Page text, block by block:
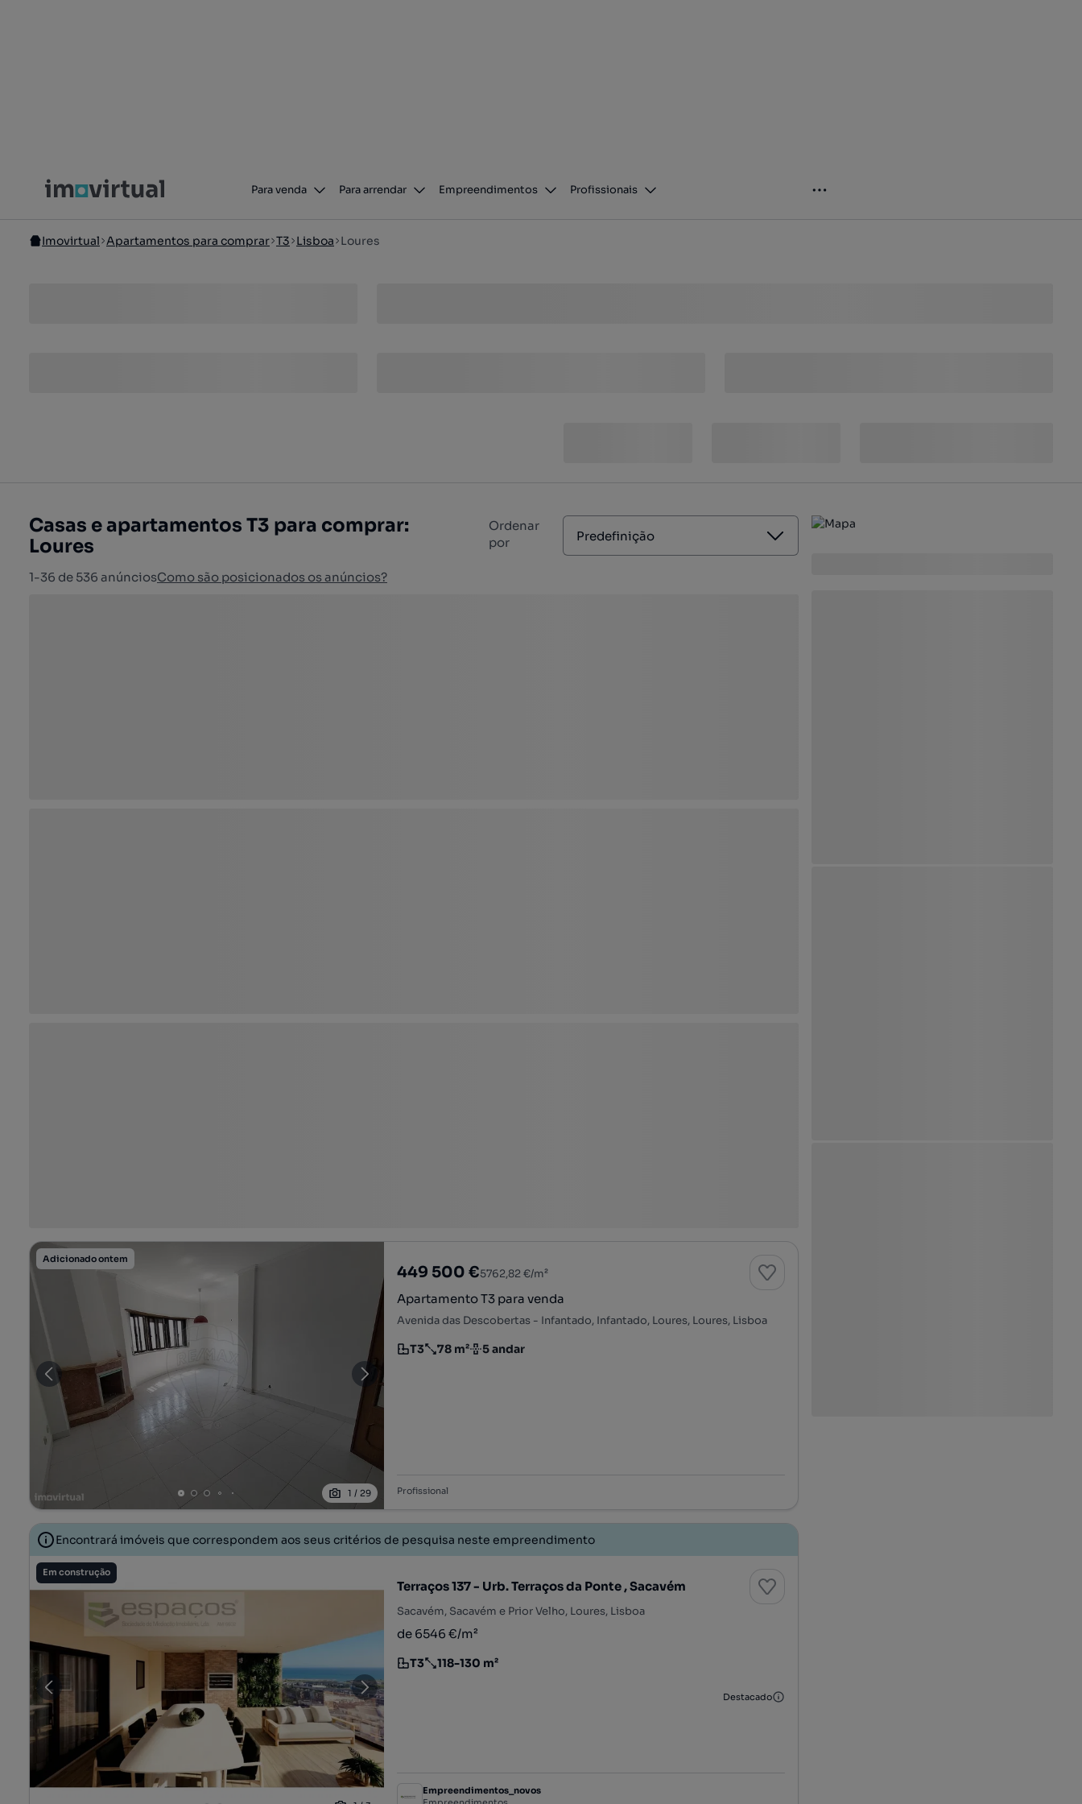
Para venda Para arrendar Empreendimentos Profissionais
Imovirtual Apartamentos para comprar T3 Lisboa Loures
Casas e apartamentos T3 para comprar:
Loures
1-36 de 536 anúnciosComo são posicionados os anúncios?
Ordenar
por
Predefinição
Adicionado ontem
1 / 29
449 500 €5762,82 €/m²
Apartamento T3 para venda
Avenida das Descobertas - Infantado, Infantado, Loures, Loures, Lisboa
Tipologia
T3
Preço por metro quadrado
78 m²
Andar 5 andar
Profissional
Encontrará imóveis que correspondem aos seus critérios de pesquisa neste empreendimento
Em construção
Terraços 137 - Urb. Terraços da Ponte , Sacavém
Sacavém, Sacavém e Prior Velho, Loures, Lisboa
de 6546 €/m²
Tipologia
T3
Preço por metro quadrado
118-130 m²
Destacado
Empreendimentos_novos